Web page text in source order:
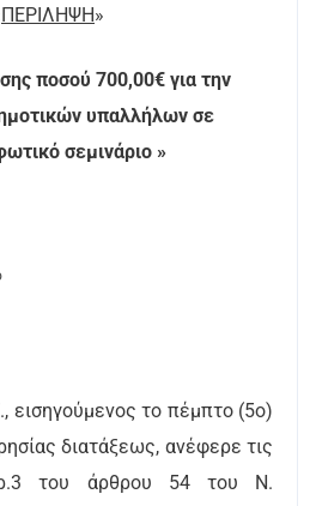
ΠΕΡΙΛΗΨΗ»
ποσού 700,00€ για την
υπαλλήλων σε
σεμινάριο »
εισηγούμενος το πέμπτο (5ο)
διατάξεως, ανέφερε τις
του άρθρου 54 του Ν.